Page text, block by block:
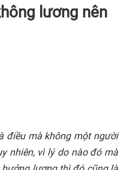
lương nên
điều mà không một người
nhiên, vì lý do nào đó mà